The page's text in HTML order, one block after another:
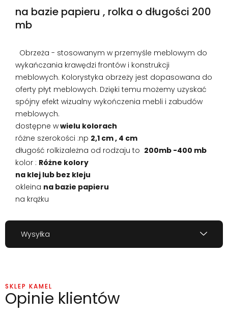
na bazie papieru , rolka o długości 200
mb
Obrzeża - stosowanym w przemyśle meblowym do
wykańczania krawędzi frontów i konstrukcji
meblowych. Kolorystyka obrzeży jest dopasowana do
oferty płyt meblowych. Dzięki temu możemy uzyskać
spójny efekt wizualny wykończenia mebli i zabudów
meblowych.
dostępne wwielu kolorach
różne szerokości :np 2,1 cm , 4 cm
długość rolkizależna od rodzaju to 200mb -400 mb
kolor : Różne kolory
na klej lub bez kleju
okleina na bazie papieru
na krążku
Wysyłka
SKLEP KAMEL
Opinie klientów